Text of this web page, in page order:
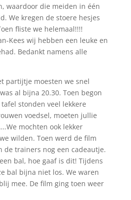
waardoor die meiden in één
We kregen de stoere hesjes
fliste we helemaal!!!!
Kees wij hebben een leuke en
Bedankt namens alle
partijtje moesten we snel
al bijna 20.30. Toen begon
stonden veel lekkere
voedsel, moeten jullie
mochten ook lekker
wilden. Toen werd de film
de trainers nog een cadeautje.
bal, hoe gaaf is dit! Tijdens
bal bijna niet los. We waren
mee. De film ging toen weer